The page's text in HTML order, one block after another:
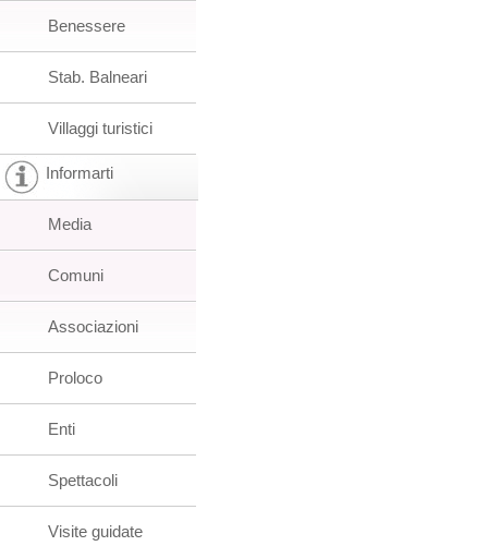
Benessere
Stab. Balneari
Villaggi turistici
Informarti
Media
Comuni
Associazioni
Proloco
Enti
Spettacoli
Visite guidate